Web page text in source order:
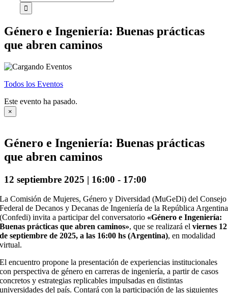
Género e Ingeniería: Buenas prácticas
que abren caminos
Todos los Eventos
Este evento ha pasado.
×
Género e Ingeniería: Buenas prácticas
que abren caminos
12 septiembre 2025 | 16:00 - 17:00
La Comisión de Mujeres, Género y Diversidad (MuGeDi) del Consejo
Federal de Decanos y Decanas de Ingeniería de la República Argentina
(Confedi) invita a participar del conversatorio «Género e Ingeniería:
Buenas prácticas que abren caminos», que se realizará elviernes 12
de septiembre de 2025, a las 16:00 hs (Argentina), en modalidad
virtual.
El encuentro propone la presentación de experiencias institucionales
con perspectiva de género en carreras de ingeniería, a partir de casos
concretos y estrategias replicables impulsadas en distintas
universidades del país. Contará con la participación de las siguientes